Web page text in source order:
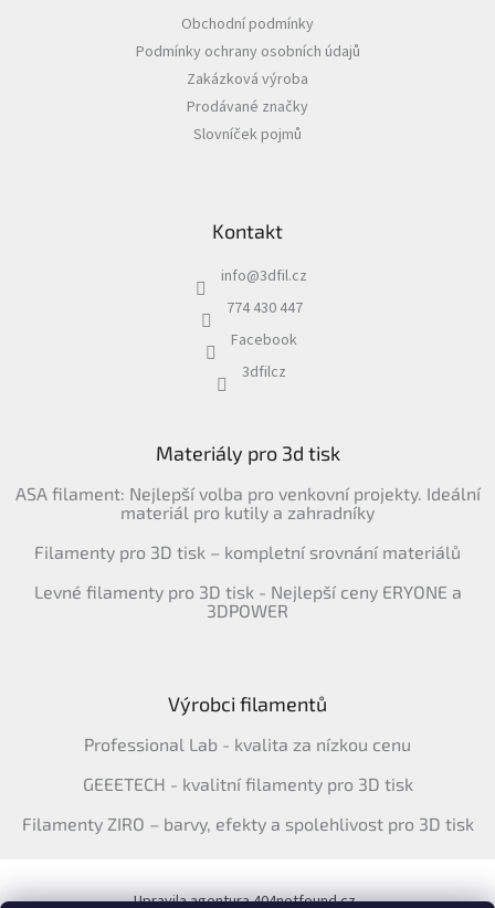
Obchodní podmínky
Podmínky ochrany osobních údajů
Zakázková výroba
Prodávané značky
Slovníček pojmů
Kontakt
info@3dfil.cz
774 430 447
Facebook
3dfilcz
Materiály pro 3d tisk
ASA filament: Nejlepší volba pro venkovní projekty. Ideální
materiál pro kutily a zahradníky
Filamenty pro 3D tisk – kompletní srovnání materiálů
Levné filamenty pro 3D tisk - Nejlepší ceny ERYONE a
3DPOWER
Výrobci filamentů
Professional Lab - kvalita za nízkou cenu
GEEETECH - kvalitní filamenty pro 3D tisk
Filamenty ZIRO – barvy, efekty a spolehlivost pro 3D tisk
Upravila agentura 404notfound.cz